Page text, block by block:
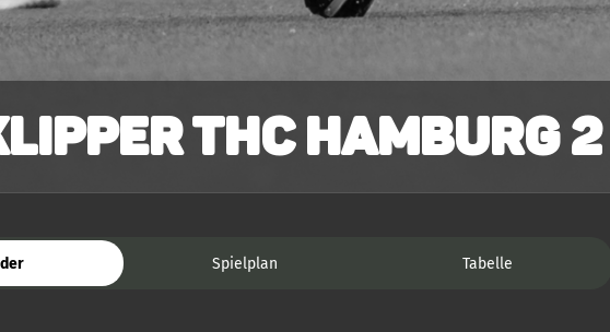
THC Hamburg 2
Spielplan Tabelle